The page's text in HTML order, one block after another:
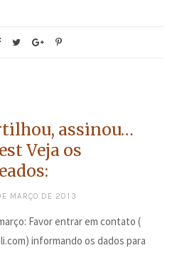
assinou…
Veja os
MARÇO DE 2013
Favor entrar em contato (
informando os dados para